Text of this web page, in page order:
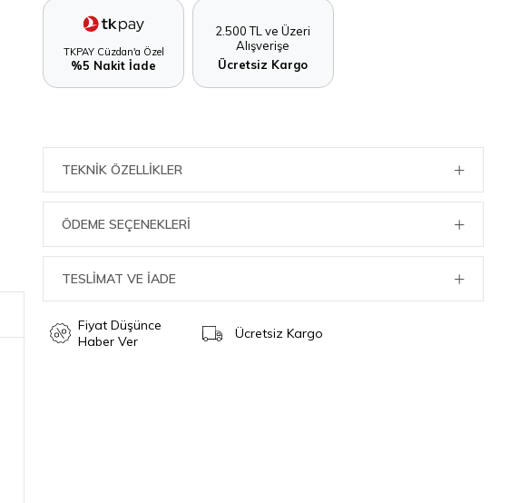
TKPAY Cüzdan'a Özel
%5 Nakit İade
2.500 TL ve Üzeri
Alışverişe
Ücretsiz Kargo
TEKNIK ÖZELLIKLER
ÖDEME SEÇENEKLERI
TESLİMAT VE İADE
Fiyat Düşünce
Haber Ver
Ücretsiz Kargo